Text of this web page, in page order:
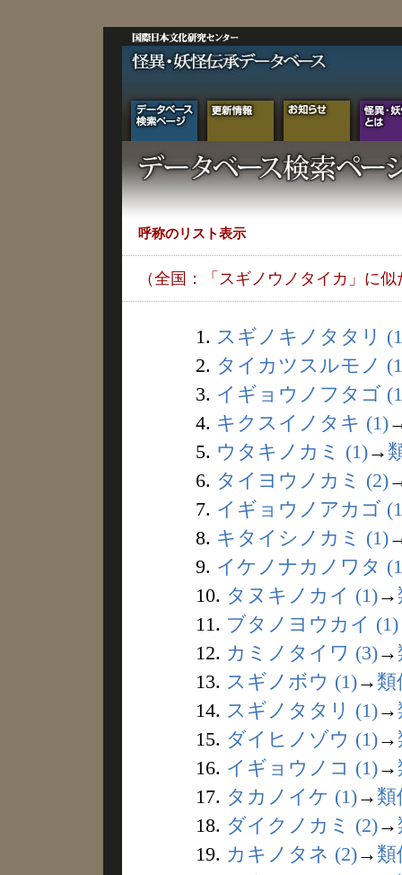
呼称のリスト表示
（全国：「スギノウノタイカ」に
1. スギノキノタタリ
2. タイカツスルモノ
3. イギョウノフタゴ
4. キクスイノタキ (1)
5. ウタキノカミ (1)→
6. タイヨウノカミ (2)
7. イギョウノアカゴ
8. キタイシノカミ (1)
9. イケノナカノワタ
10. タヌキノカイ (1)→
11. ブタノヨウカイ (1)
12. カミノタイワ (3)→
13. スギノボウ (1)→ 類
14. スギノタタリ (1)→
15. ダイヒノゾウ (1)→
16. イギョウノコ (1)→
17. タカノイケ (1)→ 類
18. ダイクノカミ (2)→
19. カキノタネ (2)→ 類